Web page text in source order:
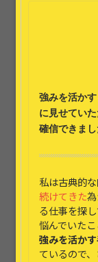
強みを活かす
に見せてい
確信できまし
私は古典的な
続けてきた
る仕事を探
悩んでいたこ
強みを活か
ているので、